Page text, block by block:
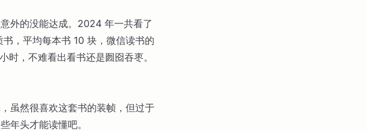
外的没能达成。2024 年一共看了
，平均每本书 10 块，微信读书的
，不难看出看书还是囫囵吞枣。
虽然很喜欢这套书的装帧，但过于
年头才能读懂吧。